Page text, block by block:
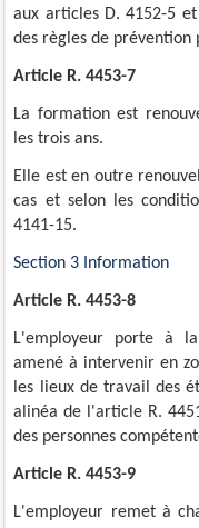
aux articles D. 4152-5
des règles de
Article R. 4453-7
La formation est
les trois ans.
Elle est en outre
cas et selon les
4141-15.
Section 3 Information
Article R. 4453-8
L'employeur porte à
amené à intervenir en
les lieux de travail des
alinéa de l'article R.
des personnes
Article R. 4453-9
L'employeur remet à